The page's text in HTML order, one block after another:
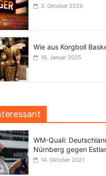
3. Oktober 2025
Wie aus Korgboll
16. Januar 2025
WM-Quali:
Nürnberg gegen
14. Oktober 2021